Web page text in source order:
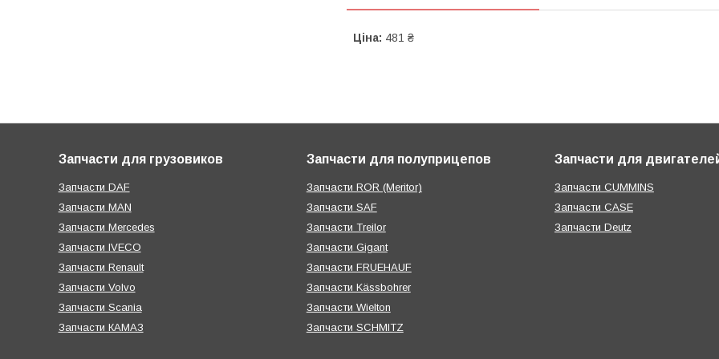
Ціна: 481 ₴
Запчасти для грузовиков
Запчасти DAF
Запчасти MAN
Запчасти Mercedes
Запчасти IVECO
Запчасти Renault
Запчасти Volvo
Запчасти Scania
Запчасти КАМАЗ
Запчасти для полуприцепов
Запчасти ROR (Meritor)
Запчасти SAF
Запчасти Treilor
Запчасти Gigant
Запчасти FRUEHAUF
Запчасти Kässbohrer
Запчасти Wielton
Запчасти SCHMITZ
Запчасти для
Запчасти CUMMINS
Запчасти CASE
Запчасти Deutz